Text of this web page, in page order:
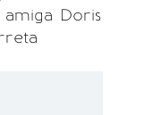
Doris